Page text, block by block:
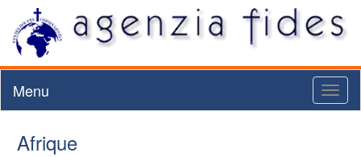
Menu
Afrique